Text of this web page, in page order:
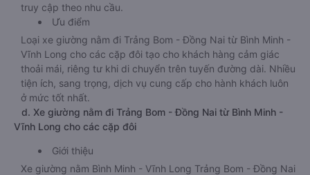
truy cập theo nhu cầu.
Ưu điểm
Loại xe giường nằm đi Trảng Bom - Đồng Nai từ Bình Minh -
Vĩnh Long cho các cặp đôi tạo cho khách hàng cảm giác
thoải mái, riêng tư khi di chuyển trên tuyến đường dài. Nhiều
tiện ích, sang trọng, dịch vụ cung cấp cho hành khách luôn
ở mức tốt nhất.
d. Xe giường nằm đi Trảng Bom - Đồng Nai từ Bình Minh -
Vĩnh Long cho các cặp đôi
Giới thiệu
Xe giường nằm Bình Minh - Vĩnh Long Trảng Bom - Đồng Nai